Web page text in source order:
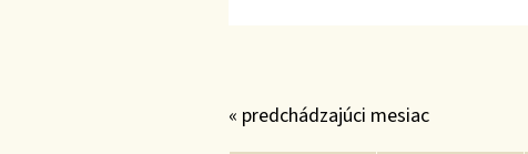
« predchádzajúci mesiac